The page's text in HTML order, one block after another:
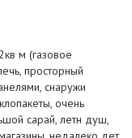
м (газовое
просторный
снаружи
очень
сарай, летн душ,